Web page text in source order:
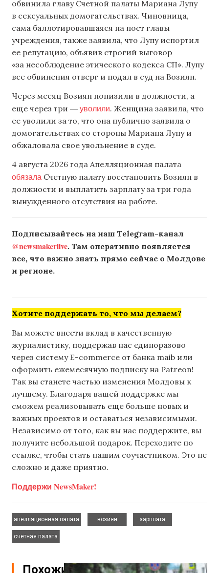
обвинила главу Счетной палаты Мариана Лупу
в сексуальных домогательствах. Чиновница,
сама баллотировавшаяся на пост главы
учреждения, также заявила, что Лупу испортил
ее репутацию, объявив строгий выговор
«за несоблюдение этического кодекса СП». Лупу
все обвинения отверг и подал в суд на Возиян.
Через месяц Возиян понизили в должности, а
еще через три ― уволили. Женщина заявила, что
ее уволили за то, что она публично заявила о
домогательствах со стороны Мариана Лупу и
обжаловала свое увольнение в суде.
4 августа 2026 года Апелляционная палата
обязала Счетную палату восстановить Возиян в
должности и выплатить зарплату за три года
вынужденного отсутствия на работе.
Подписывайтесь на наш Telegram-канал
@newsmakerlive. Там оперативно появляется
все, что важно знать прямо сейчас о Молдове
и регионе.
Хотите поддержать то, что мы делаем?
Вы можете внести вклад в качественную
журналистику, поддержав нас единоразово
через систему E-commerce от банка maib или
оформить ежемесячную подписку на Patreon!
Так вы станете частью изменения Молдовы к
лучшему. Благодаря вашей поддержке мы
сможем реализовывать еще больше новых и
важных проектов и оставаться независимыми.
Независимо от того, как вы нас поддержите, вы
получите небольшой подарок. Переходите по
ссылке, чтобы стать нашим соучастником. Это не
сложно и даже приятно.
Поддержи NewsMaker!
апелляционная палата
возиян
зарплата
счетная палата
Похожие